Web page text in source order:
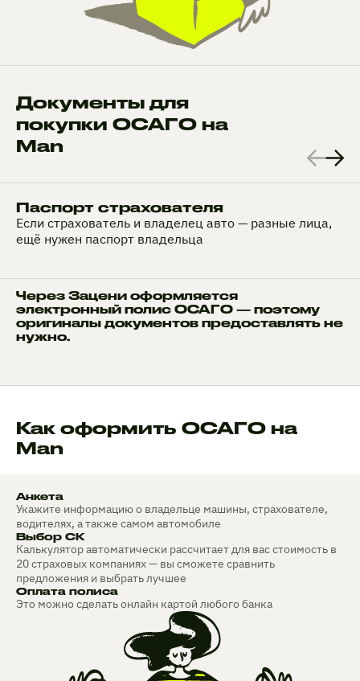
Документы для
покупки ОСАГО на
Man
Паспорт страхователя
Если страхователь и владелец авто — разные лица,
ещё нужен паспорт владельца
Через Зацени оформляется
электронный полис ОСАГО — поэтому
оригиналы документов предоставлять не
нужно.
Как оформить ОСАГО на
Man
Анкета
Укажите информацию о владельце машины, страхователе,
водителях, а также самом автомобиле
Выбор СК
Калькулятор автоматически рассчитает для вас стоимость в
20 страховых компаниях — вы сможете сравнить
предложения и выбрать лучшее
Оплата полиса
Это можно сделать онлайн картой любого банка